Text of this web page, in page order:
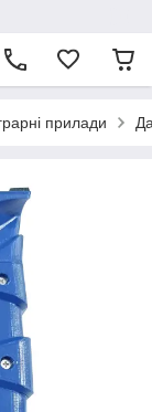
прилади